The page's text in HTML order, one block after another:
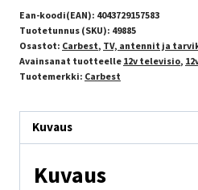
Ean-koodi(EAN): 4043729157583
Tuotetunnus (SKU): 49885
Osastot: Carbest, TV, antennit ja
Avainsanat tuotteelle 12v televisio,
Tuotemerkki: Carbest
Kuvaus
Kuvaus